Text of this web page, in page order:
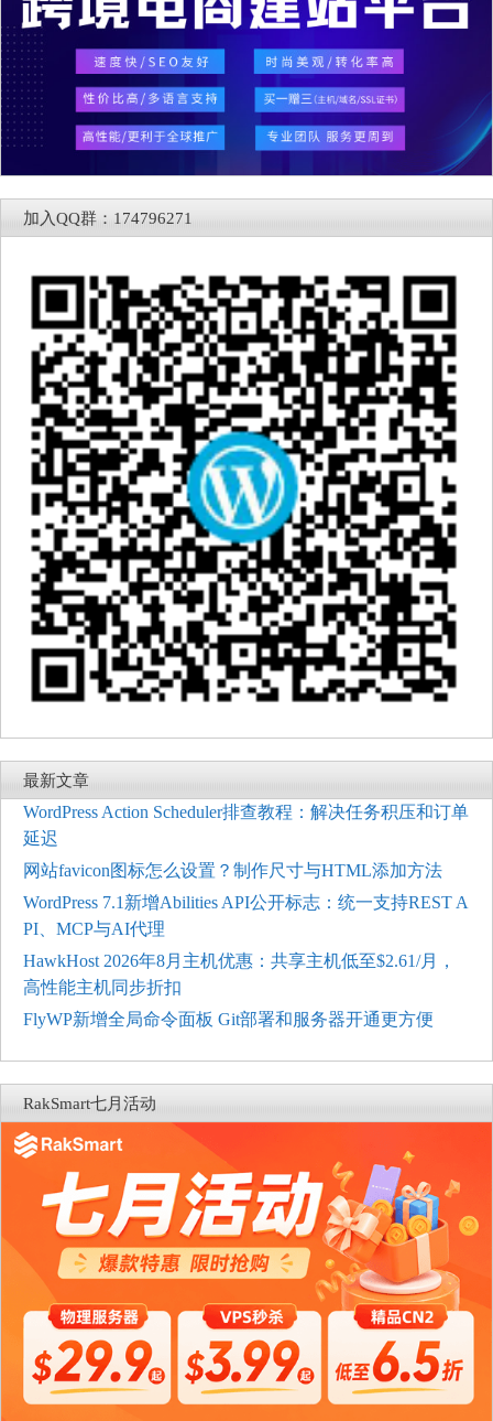
加入QQ群：174796271
最新文章
WordPress Action Scheduler排查教程：解决任务积压和订单
延迟
网站favicon图标怎么设置？制作尺寸与HTML添加方法
WordPress 7.1新增Abilities API公开标志：统一支持REST A
PI、MCP与AI代理
HawkHost 2026年8月主机优惠：共享主机低至$2.61/月，
高性能主机同步折扣
FlyWP新增全局命令面板 Git部署和服务器开通更方便
RakSmart七月活动